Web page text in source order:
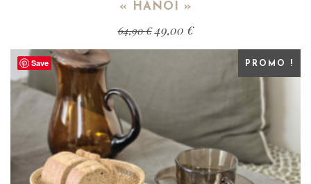
« HANOI »
64,90€ 49,00 €
Save PROMO !